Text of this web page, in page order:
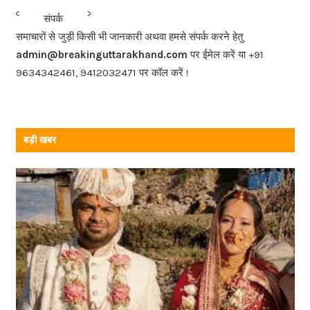
b
o
o
k
<<< संपर्क
>>>
समाचारों से जुड़ी किसी भी जानकारी अथवा हमसे संपर्क करने हेतु
admin@breakinguttarakhand.com पर ईमेल करें या +91
9634342461, 9412032471 पर कॉल करें !
बड़ी खबर